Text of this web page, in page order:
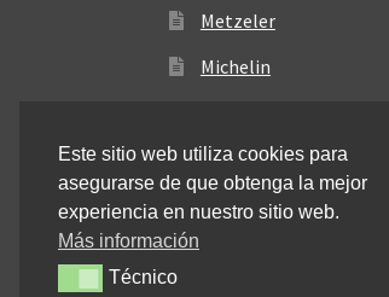
Metzeler
Michelin
Pirelli
Este sitio web utiliza cookies para
asegurarse de que obtenga la mejor
experiencia en nuestro sitio web.
Más información
TécnicoTécnico